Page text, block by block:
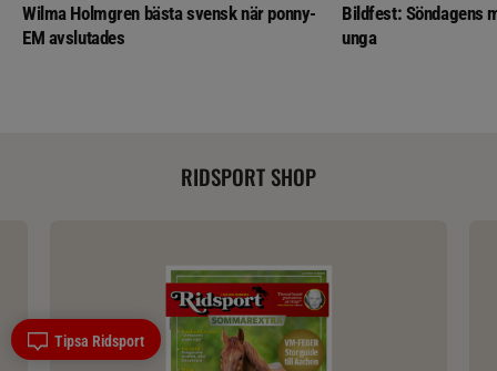
Wilma Holmgren bästa svensk när ponny-
EM avslutades
Bildfest: Söndagens
unga
RIDSPORT SHOP
Tipsa Ridsport